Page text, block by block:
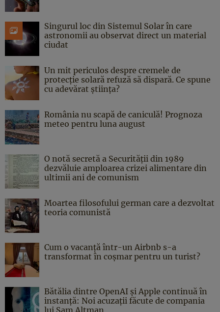
Singurul loc din Sistemul Solar în care
astronomii au observat direct un material
ciudat
Un mit periculos despre cremele de
protecție solară refuză să dispară. Ce spune
cu adevărat știința?
România nu scapă de caniculă! Prognoza
meteo pentru luna august
O notă secretă a Securității din 1989
dezvăluie amploarea crizei alimentare din
ultimii ani de comunism
Moartea filosofului german care a dezvoltat
teoria comunistă
Cum o vacanță într-un Airbnb s-a
transformat în coșmar pentru un turist?
Bătălia dintre OpenAI și Apple continuă în
instanță: Noi acuzații făcute de compania